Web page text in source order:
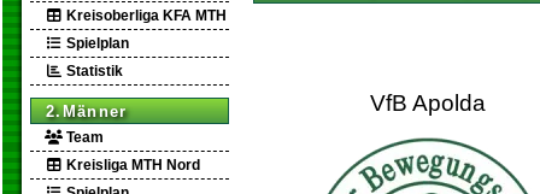
Kreisoberliga KFA MTH
Spielplan
Statistik
2.Männer
Team
Kreisliga MTH Nord
VfB Apolda